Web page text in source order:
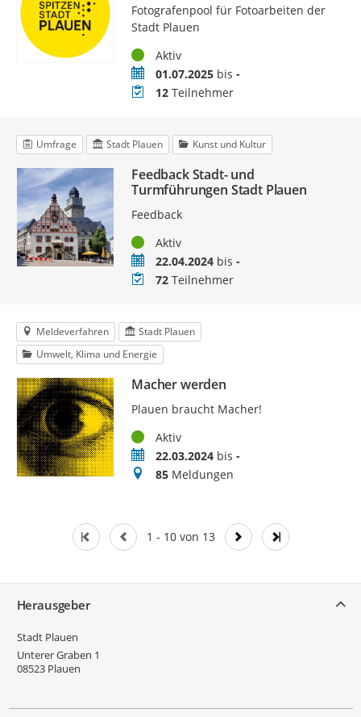
Fotografenpool für Fotoarbeiten der
Stadt Plauen
StatusAktiv
Zeitraum01.07.2025bis -
Teilnehmer
12Teilnehmer
Umfrage Stadt Plauen Kunst und Kultur
Feedback Stadt- und
Turmführungen Stadt Plauen
Feedback
StatusAktiv
Zeitraum22.04.2024bis -
Teilnehmer
72Teilnehmer
Meldeverfahren
Stadt Plauen
Umwelt, Klima und Energie
Macher werden
Plauen braucht Macher!
StatusAktiv
Zeitraum22.03.2024bis -
Meldungen
85Meldungen
1 - 10 von 13
Herausgeber
Stadt Plauen
Unterer Graben 1
08523 Plauen